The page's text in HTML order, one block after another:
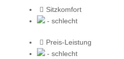
Sitzkomfort
- schlecht
Preis-Leistung
- schlecht